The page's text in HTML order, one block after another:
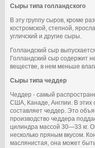
Сыры типа голландского
В эту группу сыров, кроме
костромской, степной,
угличский и другие сыры.
Голландский сыр
Голландский сыр содержит
веществе, в нем меньше
Сыры типа чеддер
Чеддер - самый
США, Канаде, Англии. В этих
составляет чеддер. Это
производство чеддера
цилиндра массой 30—33 кг.
несколько пряным вкусом.
маслянистая, она может